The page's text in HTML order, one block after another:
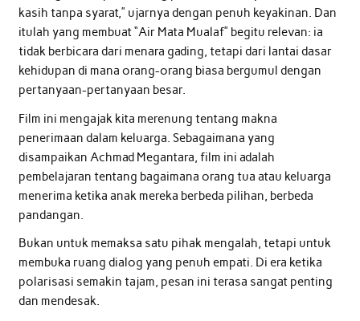
kasih tanpa syarat,” ujarnya dengan penuh keyakinan. Dan
itulah yang membuat “Air Mata Mualaf” begitu relevan: ia
tidak berbicara dari menara gading, tetapi dari lantai dasar
kehidupan di mana orang-orang biasa bergumul dengan
pertanyaan-pertanyaan besar.
Film ini mengajak kita merenung tentang makna
penerimaan dalam keluarga. Sebagaimana yang
disampaikan Achmad Megantara, film ini adalah
pembelajaran tentang bagaimana orang tua atau keluarga
menerima ketika anak mereka berbeda pilihan, berbeda
pandangan.
Bukan untuk memaksa satu pihak mengalah, tetapi untuk
membuka ruang dialog yang penuh empati. Di era ketika
polarisasi semakin tajam, pesan ini terasa sangat penting
dan mendesak.